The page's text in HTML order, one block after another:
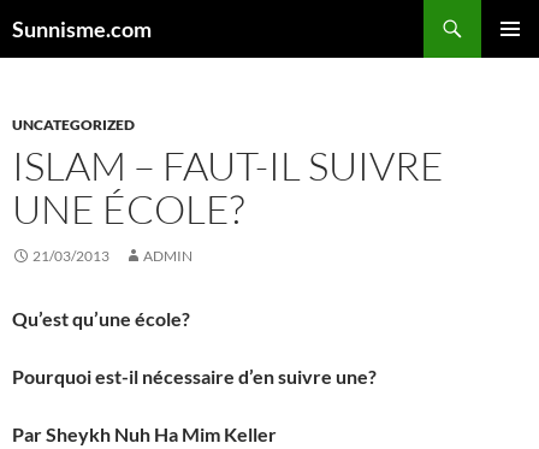
auSunnisme.com
UNCATEGORIZED
ISLAM – FAUT-IL SUIVRE
UNE ÉCOLE?
21/03/2013 ADMIN
Qu’est qu’une école?
Pourquoi est-il nécessaire d’en suivre une?
Par Sheykh Nuh Ha Mim Keller